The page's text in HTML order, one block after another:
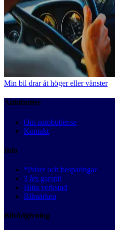
Min bil drar åt höger eller vänster
Autobutler
Om autobutler.se
Kontakt
Info
*Priser och besparingar
3 års garanti
Hitta verkstad
Bilmärken
Bilrådgivning